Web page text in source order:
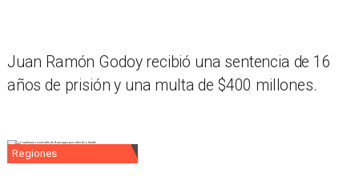
Juan Ramón Godoy recibió una sentencia de 16
años de prisión y una multa de $400 millones.
Regiones